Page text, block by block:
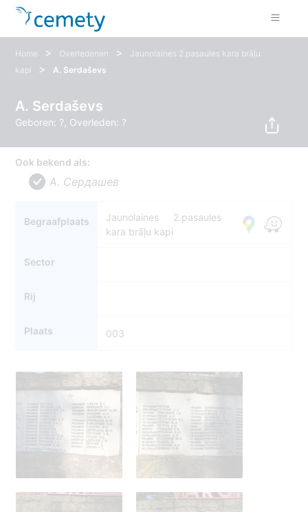
Home > Overledenen >
Jaunolaines 2.pasaules kara brāļu
kapi
> A. Serdaševs
A. Serdaševs
Geboren: ?, Overleden: ?
Ook bekend als:
A. Сердашев
Begraafplaats
Jaunolaines 2.pasaules
kara brāļu kapi
Sector
Rij
Plaats 003